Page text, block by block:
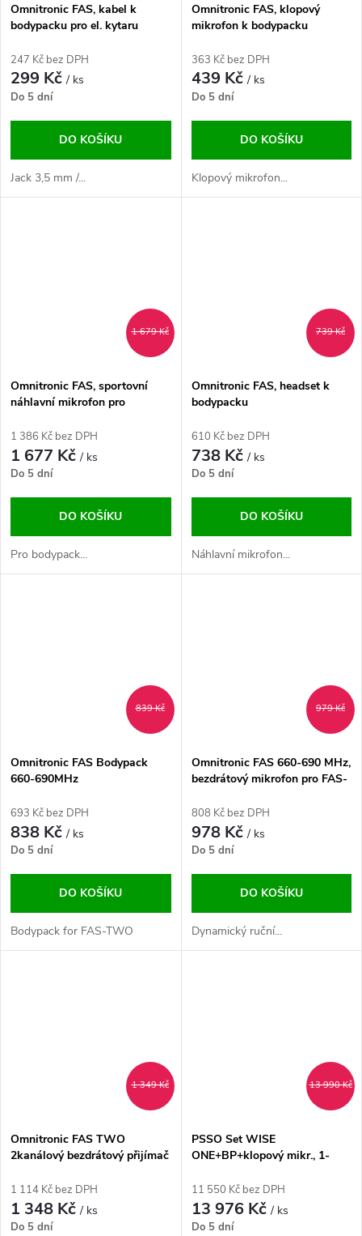
Omnitronic FAS, kabel k
bodypacku pro el. kytaru
247 Kč bez DPH
299 Kč/ ks
Do 5 dní
DO KOŠÍKU
Jack 3,5 mm /...
Omnitronic FAS, klopový
mikrofon k bodypacku
363 Kč bez DPH
439 Kč/ ks
Do 5 dní
DO KOŠÍKU
Klopový mikrofon...
1 679 Kč
Omnitronic FAS, sportovní
náhlavní mikrofon pro
1 386 Kč bez DPH
1 677 Kč/ ks
Do 5 dní
DO KOŠÍKU
Pro bodypack...
739 Kč
Omnitronic FAS, headset k
bodypacku
610 Kč bez DPH
738 Kč/ ks
Do 5 dní
DO KOŠÍKU
Náhlavní mikrofon...
839 Kč
Omnitronic FAS Bodypack
660-690MHz
693 Kč bez DPH
838 Kč/ ks
Do 5 dní
DO KOŠÍKU
Bodypack for FAS-TWO
979 Kč
Omnitronic FAS 660-690 MHz,
bezdrátový mikrofon pro FAS-
808 Kč bez DPH
978 Kč/ ks
Do 5 dní
DO KOŠÍKU
Dynamický ruční...
1 349 Kč
Omnitronic FAS TWO
2kanálový bezdrátový přijímač
1 114 Kč bez DPH
1 348 Kč/ ks
Do 5 dní
13 990 Kč
PSSO Set WISE
ONE+BP+klopový mikr., 1-
mikrofonní set 823-832 MHz /
863-865 MHz
11 550 Kč bez DPH
13 976 Kč/ ks
Do 5 dní